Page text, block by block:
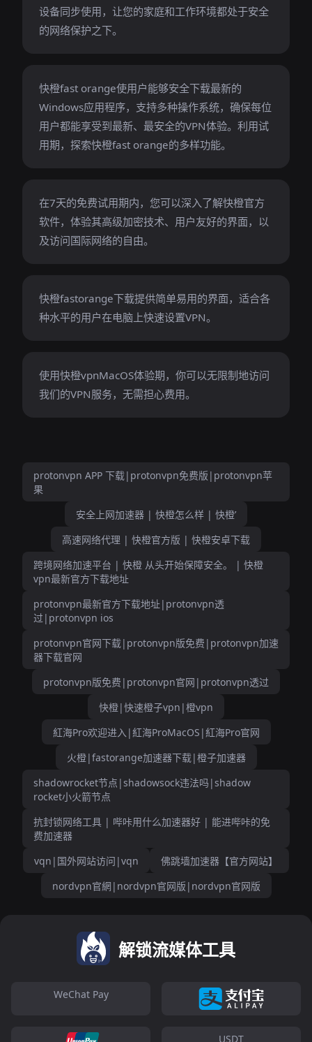
设备同步使用，让您的家庭和工作环境都处于安全
的网络保护之下。
快橙fast orange使用户能够安全下载最新的
Windows应用程序，支持多种操作系统，确保每位
用户都能享受到最新、最安全的VPN体验。利用试
用期，探索快橙fast orange的多样功能。
在7天的免费试用期内，您可以深入了解快橙官方
软件，体验其高级加密技术、用户友好的界面，以
及访问国际网络的自由。
快橙fastorange下载提供简单易用的界面，适合各
种水平的用户在电脑上快速设置VPN。
使用快橙vpnMacOS体验期，你可以无限制地访问
我们的VPN服务，无需担心费用。
protonvpn APP 下载|protonvpn免费版|protonvpn苹
果
安全上网加速器 | 快橙怎么样 | 快橙’
高速网络代理 | 快橙官方版 | 快橙安卓下载
跨境网络加速平台 | 快橙 从头开始保障安全。 | 快橙
vpn最新官方下载地址
protonvpn最新官方下载地址|protonvpn透
过|protonvpn ios
protonvpn官网下载|protonvpn版免费|protonvpn加速
器下载官网
protonvpn版免费|protonvpn官网|protonvpn透过
快橙|快速橙子vpn|橙vpn
紅海Pro欢迎进入|紅海ProMacOS|紅海Pro官网
火橙|fastorange加速器下载|橙子加速器
shadowrocket节点|shadowsock违法吗|shadow
rocket小火箭节点
抗封锁网络工具 | 哔咔用什么加速器好 | 能进哔咔的免
费加速器
vqn|国外网站访问|vqn
佛跳墙加速器【官方网站】
nordvpn官網|nordvpn官网版|nordvpn官网版
解锁流媒体工具
WeChat Pay
USDT